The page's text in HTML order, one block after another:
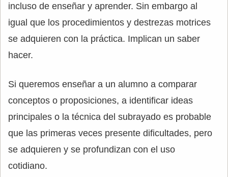
incluso de enseñar y aprender. Sin embargo al
igual que los procedimientos y destrezas motrices
se adquieren con la práctica. Implican un saber
hacer.
Si queremos enseñar a un alumno a comparar
conceptos o proposiciones, a identificar ideas
principales o la técnica del subrayado es probable
que las primeras veces presente dificultades, pero
se adquieren y se profundizan con el uso
cotidiano.